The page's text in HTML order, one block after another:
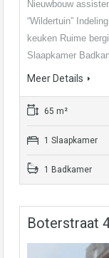
Nieuwbouw
“Wildertuin”
keuken Ruime
Slaapkamer
Meer Details
65 m²
1 Slaapkamer
1 Badkamer
Boterstraat